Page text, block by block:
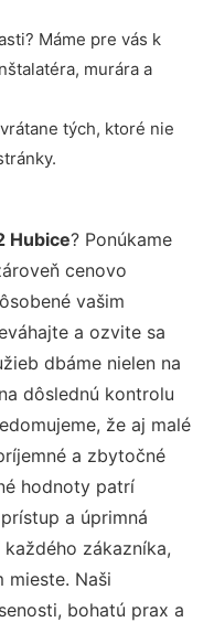
Máme pre vás k
murára a
tých, ktoré nie
Hubice? Ponúkame
cenovo
vašim
a ozvite sa
dbáme nielen na
dôslednú kontrolu
že aj malé
a zbytočné
hodnoty patrí
a úprimná
zákazníka,
mieste. Naši
bohatú prax a